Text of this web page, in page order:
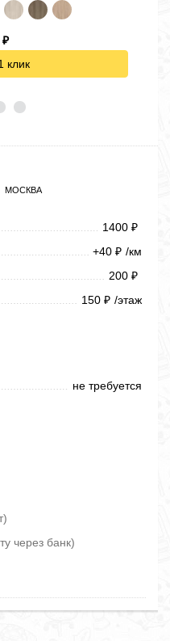
₽
клик
МОСКВА
1400 ₽
+40 ₽ /км
200 ₽
150 ₽ /этаж
не требуется
через банк)